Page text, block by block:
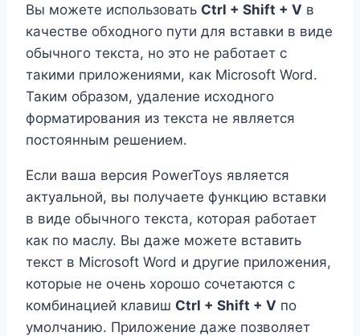
Вы можете использовать Ctrl + Shift + V в
качестве обходного пути для вставки в виде
обычного текста, но это не работает с
такими приложениями, как Microsoft Word.
Таким образом, удаление исходного
форматирования из текста не является
постоянным решением.
Если ваша версия PowerToys является
актуальной, вы получаете функцию вставки
в виде обычного текста, которая работает
как по маслу. Вы даже можете вставить
текст в Microsoft Word и другие приложения,
которые не очень хорошо сочетаются с
комбинацией клавиш Ctrl + Shift + V по
умолчанию. Приложение даже позволяет